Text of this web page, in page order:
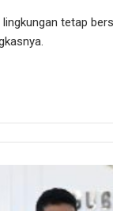
tetap